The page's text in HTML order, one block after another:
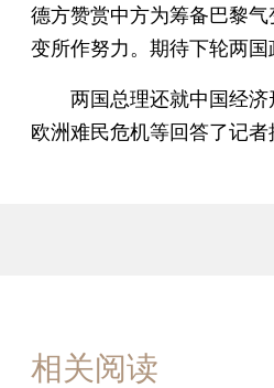
德方赞赏中方为筹备巴黎
变所作努力。期待下轮两国
两国总理还就中国经济
欧洲难民危机等回答了记者
相关阅读